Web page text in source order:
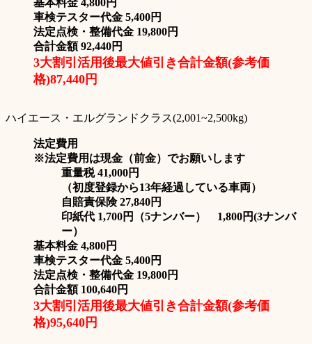
基本料金 4,800円
車検テスター代金 5,400円
法定点検・整備代金 19,800円
合計金額 92,440円
3大割引活用後最大値引き合計金額(参考価
格)87,440円
ハイエース・エルグランドクラス(2,001~2,500kg)
法定費用
※法定費用は現金（前金）でお願いします
重量税 41,000円
（初度登録から13年経過している車両）
自賠責保険 27,840円
印紙代 1,700円（5ナンバー） 1,800円(3ナンバ
ー）
基本料金 4,800円
車検テスター代金 5,400円
法定点検・整備代金 19,800円
合計金額 100,640円
3大割引活用後最大値引き合計金額(参考価
格)95,640円